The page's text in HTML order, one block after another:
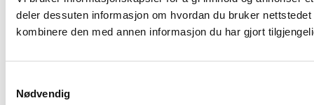
deler dessuten informasjon om hvordan du bruker
kombinere den med annen informasjon du har gjort
Nødvendig